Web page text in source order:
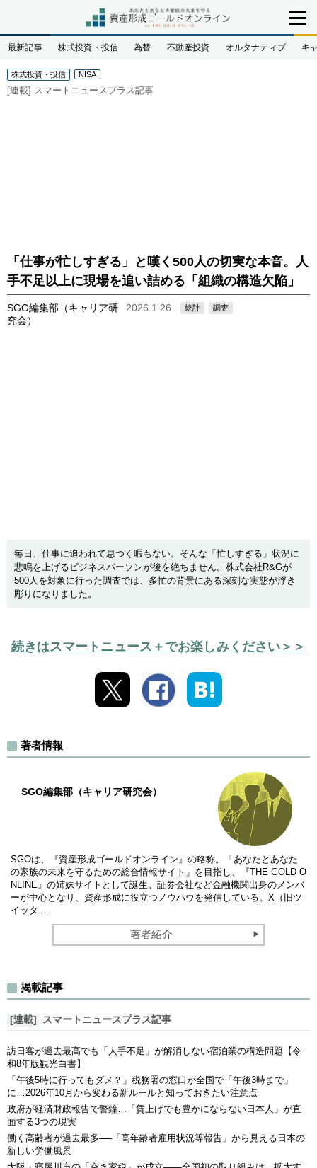
最新記事 株式投資・投信 為替 不動産投資 オルタナティブ キ
株式投資・投信 NISA
[連載] スマートニュースプラス記事
「仕事が忙しすぎる」と嘆く500人の切実な本音。人
手不足以上に現場を追い詰める「組織の構造欠陥」
SGO編集部（キャリア研
究会）
2026.1.26 統計 調査
毎日、仕事に追われて息つく暇もない。そんな「忙しすぎる」状況に
悲鳴を上げるビジネスパーソンが後を絶ちません。株式会社R&Gが
500人を対象に行った調査では、多忙の背景にある深刻な実態が浮き
彫りになりました。
続きはスマートニュース＋でお楽しみください＞＞
著者情報
SGO編集部（キャリア研究会）
SGOは、『資産形成ゴールドオンライン』の略称。「あなたとあなた
の家族の未来を守るための総合情報サイト」を目指し、『THE GOLD O
NLINE』の姉妹サイトとして誕生。証券会社など金融機関出身のメンバ
ーが中心となり、資産形成に役立つノウハウを発信している。X（旧ツ
イッタ…
著者紹介
揭載記事
[連載] スマートニュースプラス記事
訪日客が過去最高でも「人手不足」が解消しない宿泊業の構造問題【令
和8年版観光白書】
「午後5時に行ってもダメ？」税務署の窓口が全国で「午後3時まで」
に…2026年10月から変わる新ルールと知っておきたい注意点
政府が経済財政報告で警鐘…「賃上げでも豊かにならない日本人」が直
面する3つの現実
働く高齢者が過去最多──「高年齢者雇用状況等報告」から見える日本の
新しい労働風景